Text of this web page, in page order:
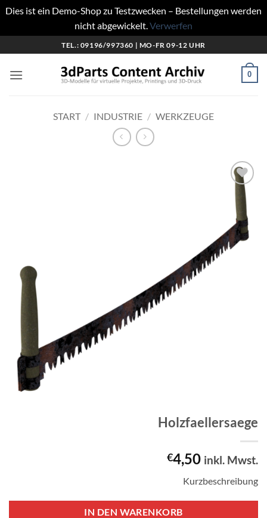
Dies ist ein Demo-Shop zu Testzwecken – Bestellungen werden
nicht abgewickelt.Verwerfen
Inhalt
springen
TEL.: 09196/997360 | MO-FR 09-12 UHR
0
START / INDUSTRIE / WERKZEUGE
Add to
wishlist
Holzfaellersaege
€4,50 inkl. Mwst.
Kurzbeschreibung
IN DEN WARENKORB